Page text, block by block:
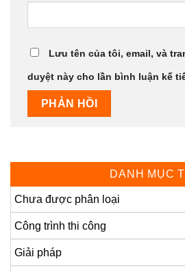
Lưu tên của tôi, email, và
duyệt này cho lần bình luận kế
DANH MỤC
Chưa được phân loại
Công trình thi công
Giải pháp